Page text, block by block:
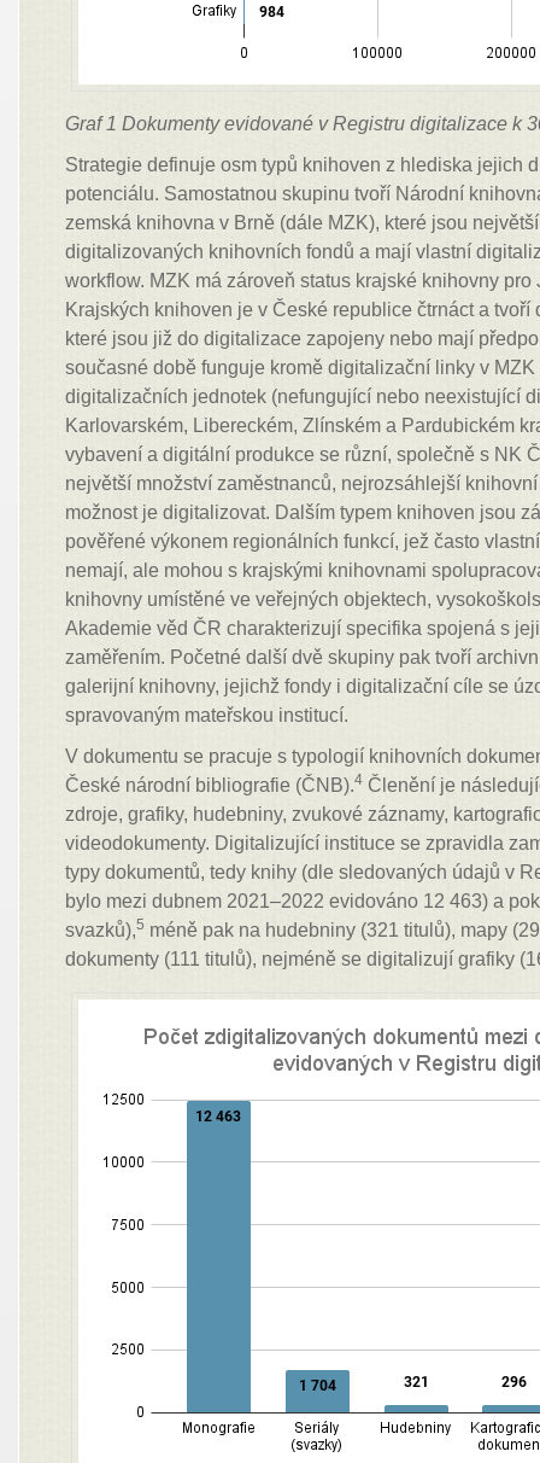
Graf 1 Dokumenty evidované v Registru digitalizace k
Strategie definuje osm typů knihoven z hlediska jejich
potenciálu. Samostatnou skupinu tvoří Národní
zemská knihovna v Brně (dále MZK), které jsou
digitalizovaných knihovních fondů a mají vlastní
workflow. MZK má zároveň status krajské knihovny pro
Krajských knihoven je v České republice čtrnáct a tvoří
které jsou již do digitalizace zapojeny nebo mají
současné době funguje kromě digitalizační linky v
digitalizačních jednotek (nefungující nebo neexistující
Karlovarském, Libereckém, Zlínském a Pardubickém
vybavení a digitální produkce se různí, společně s NK
největší množství zaměstnanců, nejrozsáhlejší
možnost je digitalizovat. Dalším typem knihoven jsou
pověřené výkonem regionálních funkcí, jež často
nemají, ale mohou s krajskými knihovnami
knihovny umístěné ve veřejných objektech,
Akademie věd ČR charakterizují specifika spojená s
zaměřením. Početné další dvě skupiny pak tvoří
galerijní knihovny, jejichž fondy i digitalizační cíle se
spravovaným mateřskou institucí.
V dokumentu se pracuje s typologií knihovních
České národní bibliografie (ČNB).4 Členění je
zdroje, grafiky, hudebniny, zvukové záznamy,
videodokumenty. Digitalizující instituce se zpravidla
typy dokumentů, tedy knihy (dle sledovaných údajů v
bylo mezi dubnem 2021–2022 evidováno 12 463) a
svazků),5 méně pak na hudebniny (321 titulů), mapy
dokumenty (111 titulů), nejméně se digitalizují grafiky